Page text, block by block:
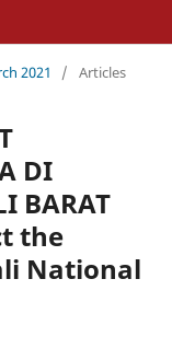
2021 / Articles
DI
BARAT
the
National